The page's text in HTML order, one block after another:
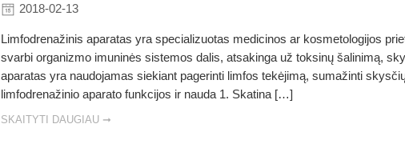
2018-02-13
Limfodrenažinis aparatas yra specializuotas medicinos ar kosmetologijos
svarbi organizmo imuninės sistemos dalis, atsakinga už toksinų šalinimą,
aparatas yra naudojamas siekiant pagerinti limfos tekėjimą, sumažinti
limfodrenažinio aparato funkcijos ir nauda 1. Skatina […]
SKAITYTI DAUGIAU ➞